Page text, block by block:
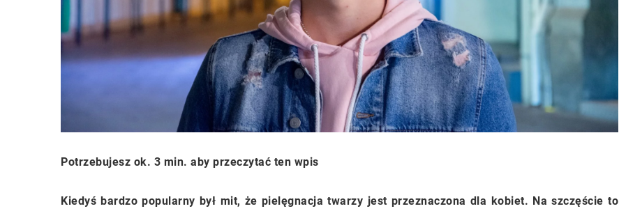
Potrzebujesz ok. 3 min. aby przeczytać ten wpis
Kiedyś bardzo popularny był mit, że pielęgnacja twarzy jest przeznaczona dla kobiet. Na szczęście to